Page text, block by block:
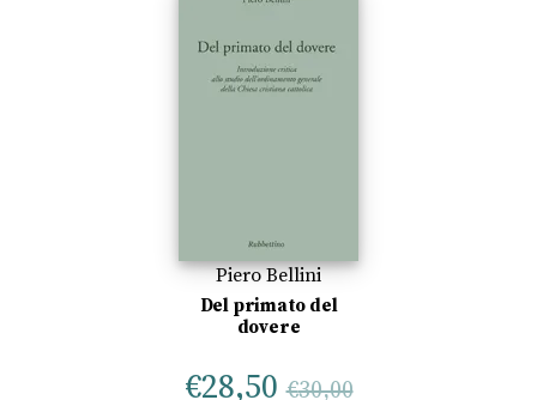
Piero Bellini
Del primato del
dovere
€28,50 €30,00